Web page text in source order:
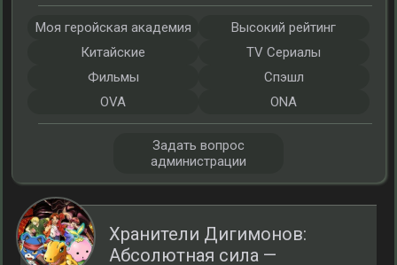
Хранители Дигимонов:
Абсолютная сила —
Моя геройская академия
Высокий рейтинг
Китайские
TV Сериалы
Фильмы
Спэшл
OVA
ONA
Задать вопрос
администрации